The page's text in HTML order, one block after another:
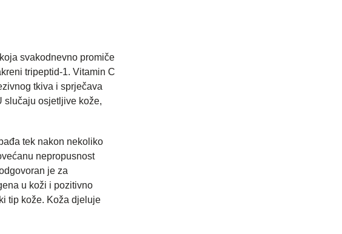
svakodnevno promiče
tripeptid-1. Vitamin C
tkiva i sprječava
slučaju osjetljive kože,
tek nakon nekoliko
nepropusnost
je za
u koži i pozitivno
tip kože. Koža djeluje